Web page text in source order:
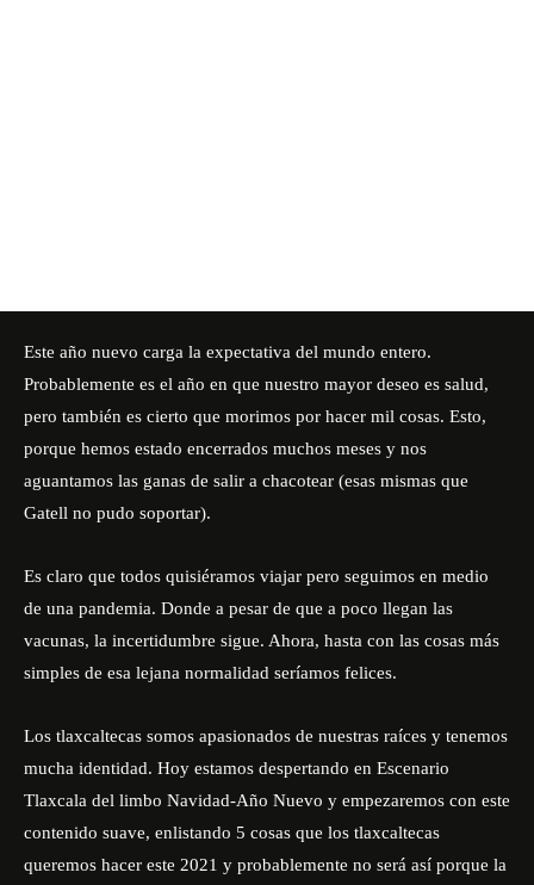
Este año nuevo carga la expectativa del mundo entero.
Probablemente es el año en que nuestro mayor deseo es salud,
pero también es cierto que morimos por hacer mil cosas. Esto,
porque hemos estado encerrados muchos meses y nos
aguantamos las ganas de salir a chacotear (esas mismas que
Gatell no pudo soportar).
Es claro que todos quisiéramos viajar pero seguimos en medio
de una pandemia. Donde a pesar de que a poco llegan las
vacunas, la incertidumbre sigue. Ahora, hasta con las cosas más
simples de esa lejana normalidad seríamos felices.
Los tlaxcaltecas somos apasionados de nuestras raíces y tenemos
mucha identidad. Hoy estamos despertando en Escenario
Tlaxcala del limbo Navidad-Año Nuevo y empezaremos con este
contenido suave, enlistando 5 cosas que los tlaxcaltecas
queremos hacer este 2021 y probablemente no será así porque la